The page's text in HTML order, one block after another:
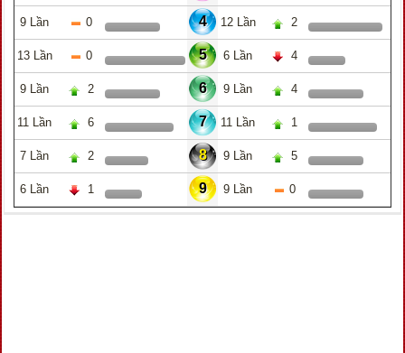
9 Lần 0 4 12 Lần 2
13 Lần 0 5 6 Lần 4
9 Lần 2 6 9 Lần 4
11 Lần 6 7 11 Lần 1
7 Lần 2 8 9 Lần 5
6 Lần 1 9 9 Lần 0